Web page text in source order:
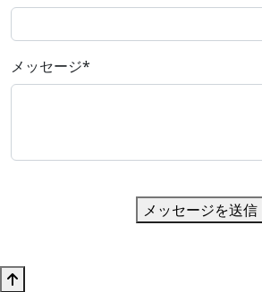
メッセージ*
メッセージを送信